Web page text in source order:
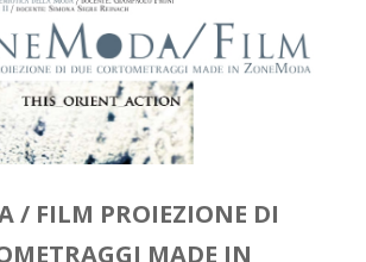
/ FILM PROIEZIONE DI
MADE IN